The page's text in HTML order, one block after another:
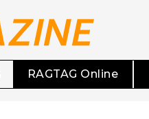
RAGTAG Online